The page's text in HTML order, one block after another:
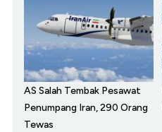
AS Salah Tembak Pesawat
Penumpang Iran, 290 Orang
Tewas